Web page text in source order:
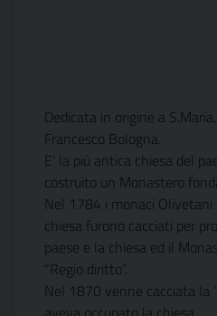
Dedicata in origine a
Francesco Bologna.
E’ la più antica chiesa del
costruito un Monastero
Nel 1784 i monaci Olivetani
chiesa furono cacciati per
paese e la chiesa ed il
“Regio diritto”.
Nel 1870 venne cacciata la